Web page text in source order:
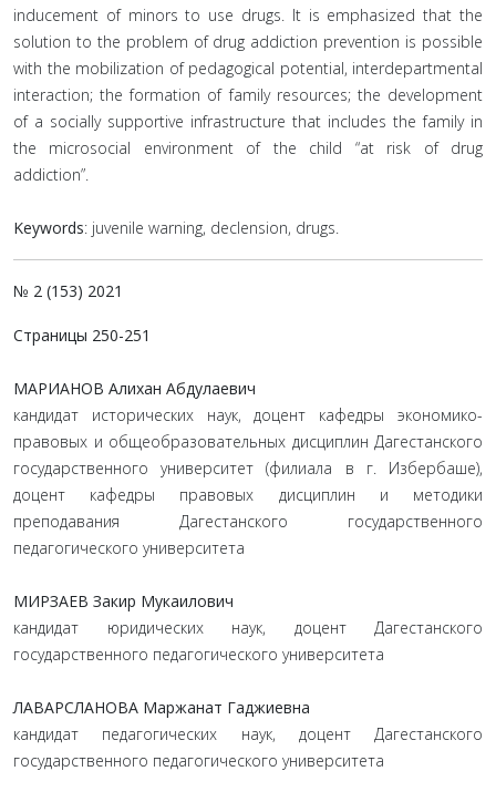
inducement of minors to use drugs. It is emphasized that the
solution to the problem of drug addiction prevention is possible
with the mobilization of pedagogical potential, interdepartmental
interaction; the formation of family resources; the development
of a socially supportive infrastructure that includes the family in
the microsocial environment of the child “at risk of drug
addiction”.
Keywords: juvenile warning, declension, drugs.
№ 2 (153) 2021
Страницы 250-251
МАРИАНОВ Алихан Абдулаевич
кандидат исторических наук, доцент кафедры экономико-
правовых и общеобразовательных дисциплин Дагестанского
государственного университет (филиала в г. Избербаше),
доцент кафедры правовых дисциплин и методики
преподавания Дагестанского государственного
педагогического университета
МИРЗАЕВ Закир Мукаилович
кандидат юридических наук, доцент Дагестанского
государственного педагогического университета
ЛАВАРСЛАНОВА Маржанат Гаджиевна
кандидат педагогических наук, доцент Дагестанского
государственного педагогического университета